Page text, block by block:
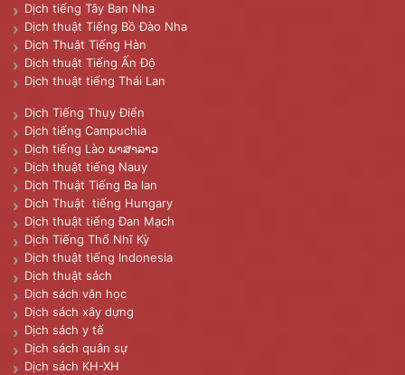
Dịch tiếng Tây Ban Nha
Dịch thuật Tiếng Bồ Đào Nha
Dịch Thuật Tiếng Hàn
Dịch thuật Tiếng Ấn Độ
Dịch thuật tiếng Thái Lan
Dịch Tiếng Thụy Điển
Dịch tiếng Campuchia
Dịch tiếng Lào ພາສາລາວ
Dịch thuật tiếng Nauy
Dịch Thuật Tiếng Ba lan
Dịch Thuật tiếng Hungary
Dịch thuật tiếng Đan Mạch
Dịch Tiếng Thổ Nhĩ Kỳ
Dịch thuật tiếng Indonesia
Dịch thuật sách
Dịch sách văn học
Dịch sách xây dựng
Dịch sách y tế
Dịch sách quân sự
Dịch sách KH-XH